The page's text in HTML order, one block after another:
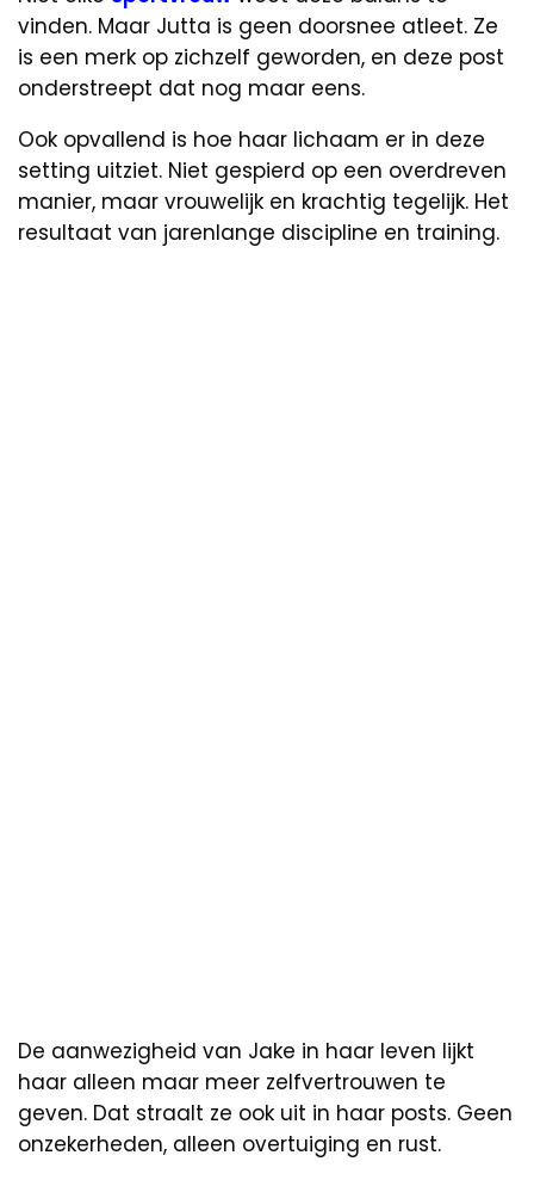
vinden. Maar Jutta is geen doorsnee atleet. Ze
is een merk op zichzelf geworden, en deze post
onderstreept dat nog maar eens.
Ook opvallend is hoe haar lichaam er in deze
setting uitziet. Niet gespierd op een overdreven
manier, maar vrouwelijk en krachtig tegelijk. Het
resultaat van jarenlange discipline en training.
De aanwezigheid van Jake in haar leven lijkt
haar alleen maar meer zelfvertrouwen te
geven. Dat straalt ze ook uit in haar posts. Geen
onzekerheden, alleen overtuiging en rust.